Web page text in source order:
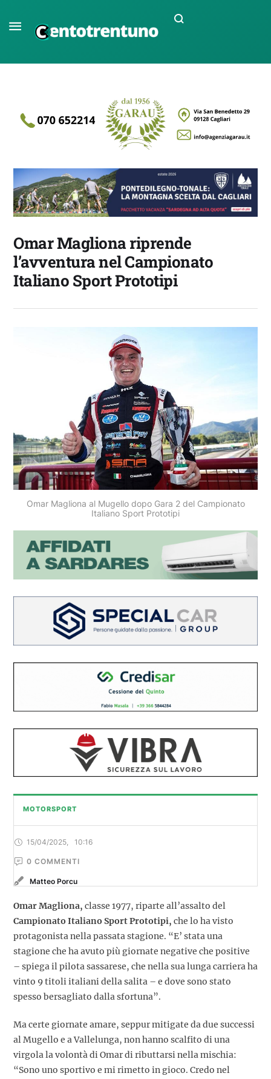
Omar Magliona riprende
l’avventura nel Campionato
Italiano Sport Prototipi
Omar Magliona al Mugello dopo Gara 2 del Campionato
Italiano Sport Prototipi
MOTORSPORT
15/04/2025, 10:16
0 COMMENTI
Matteo Porcu
Omar Magliona, classe 1977, riparte all’assalto del
Campionato Italiano Sport Prototipi, che lo ha visto
protagonista nella passata stagione. “E’ stata una
stagione che ha avuto più giornate negative che positive
– spiega il pilota sassarese, che nella sua lunga carriera ha
vinto 9 titoli italiani della salita – e dove sono stato
spesso bersagliato dalla sfortuna”.
Ma certe giornate amare, seppur mitigate da due successi
al Mugello e a Vallelunga, non hanno scalfito di una
virgola la volontà di Omar di ributtarsi nella mischia:
“Sono uno sportivo e mi rimetto in gioco. Credo nel